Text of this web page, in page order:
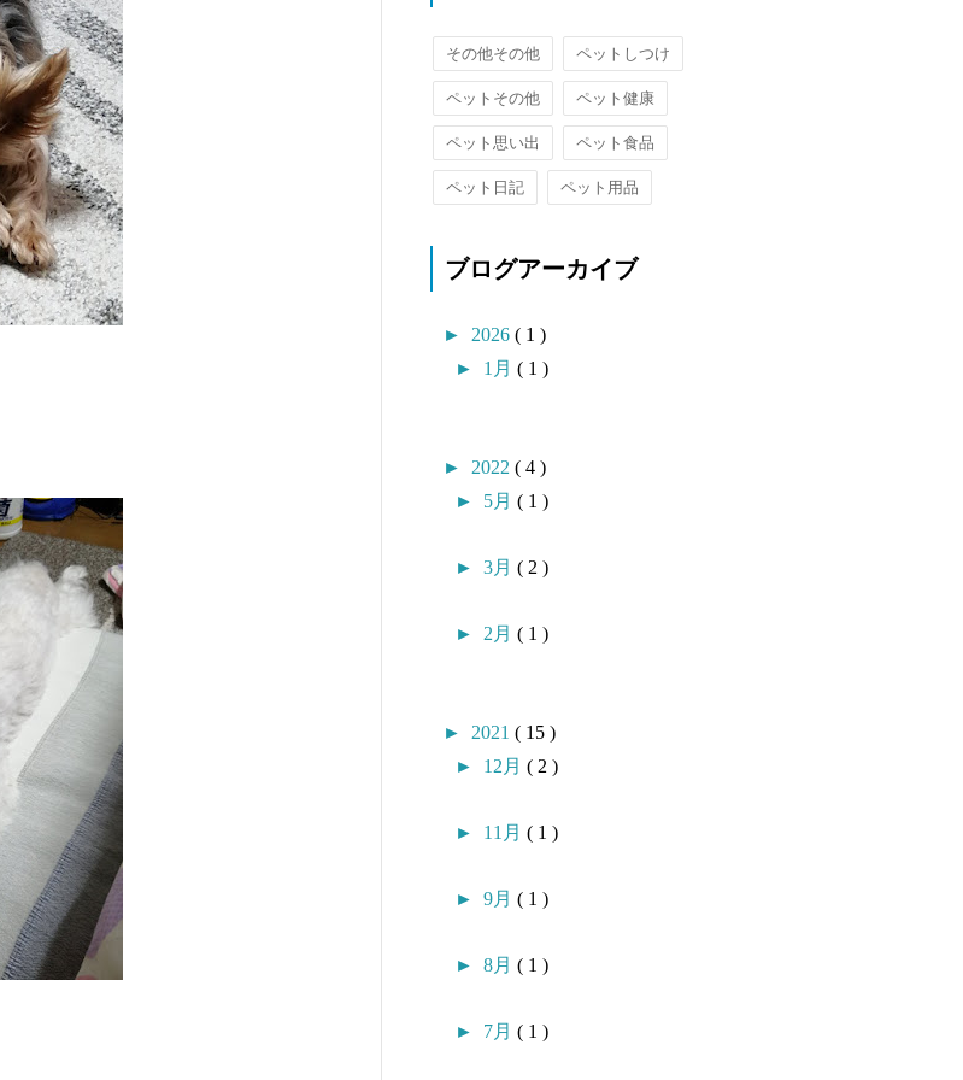
その他その他 ペットしつけ
ペットその他 ペット健康
ペット思い出 ペット食品
ペット日記 ペット用品
ブログアーカイブ
► 2026 ( 1 )
► 1月 ( 1 )
► 2022 ( 4 )
► 5月 ( 1 )
► 3月 ( 2 )
► 2月 ( 1 )
► 2021 ( 15 )
► 12月 ( 2 )
► 11月 ( 1 )
► 9月 ( 1 )
► 8月 ( 1 )
► 7月 ( 1 )